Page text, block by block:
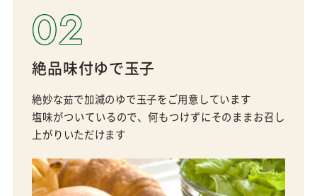
02
絶品味付ゆで玉子
絶妙な茹で加減のゆで玉子をご用意しています
塩味がついているので、何もつけずにそのままお召し
上がりいただけます